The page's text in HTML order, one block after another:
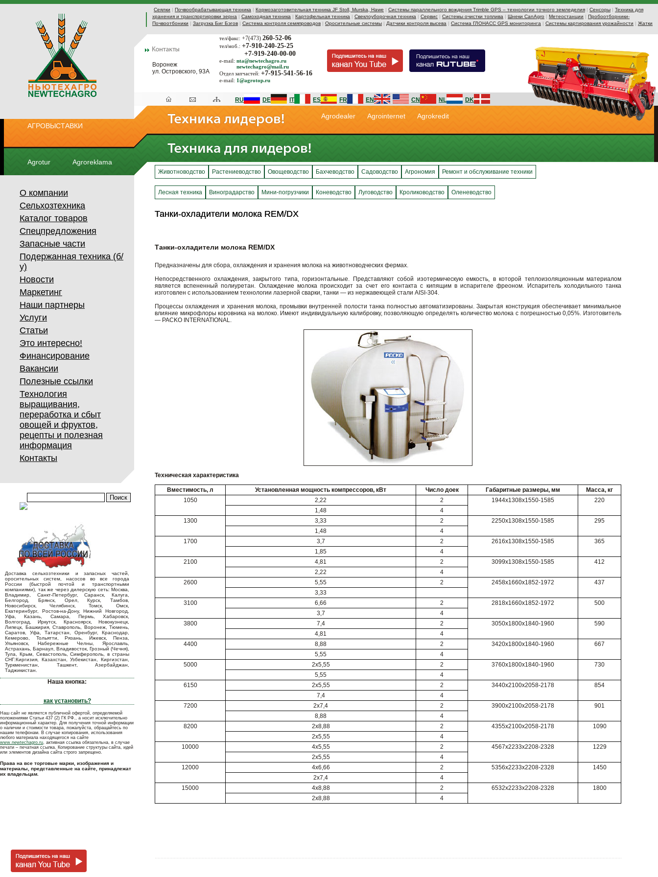
Сеялки | Почвообрабатывающая техника | Кормозаготовительная техника JF Stoll, Murska, Hawe | Системы параллельного вождения Trimble GPS – технологии точного земледелия | Сенсоры | Техника для
хранения и транспортировки зерна | Самоходная техника | Картофельная техника | Свеклоуборочная техника | Сервис | Системы очистки топлива | Шнеки CanAgro | Метеостанции | Пробоотборники-
Почвоотбоники | Загрузка Биг Бэгов | Система контроля семяпроводов | Оросительные системы | Датчики контроля высева | Система ГЛОНАСС GPS мониторинга | Системы картирования урожайности | Жатки
Воронеж
ул. Островского, 93А
тел/факс: +7(473) 260-52-06
тел/моб.: +7-910-240-25-25
+7-919-240-00-00
e-mail: nta@newtechagro.ru
newtechagro@mail.ru
Отдел запчастей: +7-915-541-56-16
e-mail: 1@agrotop.ru
АГРОВЫСТАВКИ
Agrotur Agroreklama
RU DE IT ES FR EN CN NL DK
Agrodealer Agrointernet Agrokredit
О компании
Сельхозтехника
Каталог товаров
Спецпредложения
Запасные части
Подержанная техника (б/
у)
Новости
Маркетинг
Наши партнеры
Услуги
Статьи
Это интересно!
Финансирование
Вакансии
Полезные ссылки
Технология
выращивания,
переработка и сбыт
овощей и фруктов,
рецепты и полезная
информация
Контакты
Доставка сельхозтехники и запасных частей,
оросительных систем, насосов во все города
России (быстрой почтой и транспортными
компаниями), так же через дилерскую сеть: Москва,
Владимир, Санкт-Петербург, Саранск, Калуга,
Белгород, Брянск, Орел, Курск, Тамбов,
Новосибирск, Челябинск, Томск, Омск,
Екатеринбург, Ростов-на-Дону, Нижний Новгород,
Уфа, Казань, Самара, Пермь, Хабаровск,
Волгоград, Иркутск, Красноярск, Новокузнецк,
Липецк, Башкирия, Ставрополь, Воронеж, Тюмень,
Саратов, Уфа, Татарстан, Оренбург, Краснодар,
Кемерово, Тольятти, Рязань, Ижевск, Пенза,
Ульяновск, Набережные Челны, Ярославль,
Астрахань, Барнаул, Владивосток, Грозный (Чечня),
Тула, Крым, Севастополь, Симферополь, в страны
СНГ:Киргизия, Казахстан, Узбекистан, Киргизстан,
Туркменистан, Ташкент, Азербайджан,
Таджикистан.
Наша кнопка:
как установить?
Наш сайт не является публичной офертой, определяемой
положениями Статьи 437 (2) ГК РФ., а носит исключительно
информационный характер. Для получения точной информации
о наличии и стоимости товара, пожалуйста, обращайтесь по
нашим телефонам. В случае копирования, использования
любого материала находящегося на сайте
www.newtechagro.ru, активная ссылка обязательна, в случае
печати – печатная ссылка. Копирование структуры сайта, идей
или элементов дизайна сайта строго запрещено.
Права на все торговые марки, изображения и
материалы, представленные на сайте, принадлежат
их владельцам.
Животноводство Растениеводство Овощеводство Бахчеводство Садоводство Агрономия Ремонт и обслуживание техники
Лесная техника Виноградарство Мини-погрузчики Коневодство Луговодство Кролиководство Оленеводство
Танки-охладители молока REM/DX
Танки-охладители молока REM/DX
Танки-охладители молока REM/DX
Предназначены для сбора, охлаждения и хранения молока на животноводческих фермах.
Непосредственного охлаждения, закрытого типа, горизонтальные. Представляют собой изотермическую емкость, в которой теплоизоляционным материалом
является вспененный полиуретан. Охлаждение молока происходит за счет его контакта с кипящим в испарителе фреоном. Испаритель холодильного танка
изготовлен с использованием технологии лазерной сварки, танки — из нержавеющей стали AISI-304.
Процессы охлаждения и хранения молока, промывки внутренней полости танка полностью автоматизированы. Закрытая конструкция обеспечивает минимальное
влияние микрофлоры коровника на молоко. Имеют индивидуальную калибровку, позволяющую определять количество молока с погрешностью 0,05%. Изготовитель
— PACKO INTERNATIONAL.
Техническая характеристика
Вместимость, л Установленная мощность компрессоров, кВт Число доек Габаритные размеры, мм
Масса, кг
1050
2,22 2 1944х1308х1550-1585
220
1,48
4
1300
3,33 2 2250х1308х1550-1585
295
1,48
4
1700
3,7 2 2616х1308х1550-1585
365
1,85
4
2100
4,81 2 3099х1308х1550-1585
412
2,22
4
2600
5,55 2 2458х1660х1852-1972
437
3,33
3100
6,66 2 2818х1660х1852-1972
500
3,7
4
3800
7,4 2 3050х1800х1840-1960
590
4,81
4
4400
8,88 2 3420х1800х1840-1960
667
5,55
4
5000
2х5,55 2 3760х1800х1840-1960
730
5,55
4
6150
2х5,55 2 3440х2100х2058-2178
854
7,4
4
7200
2х7,4 2 3900х2100х2058-2178
901
8,88
4
8200
2х8,88 2 4355х2100х2058-2178
1090
2х5,55
4
10000
4х5,55 2 4567х2233х2208-2328
1229
2х5,55
4
12000
4х6,66 2 5356х2233х2208-2328
1450
2х7,4
4
15000
4х8,88 2 6532х2233х2208-2328
1800
2х8,88
4